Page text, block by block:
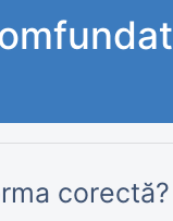
corectă?